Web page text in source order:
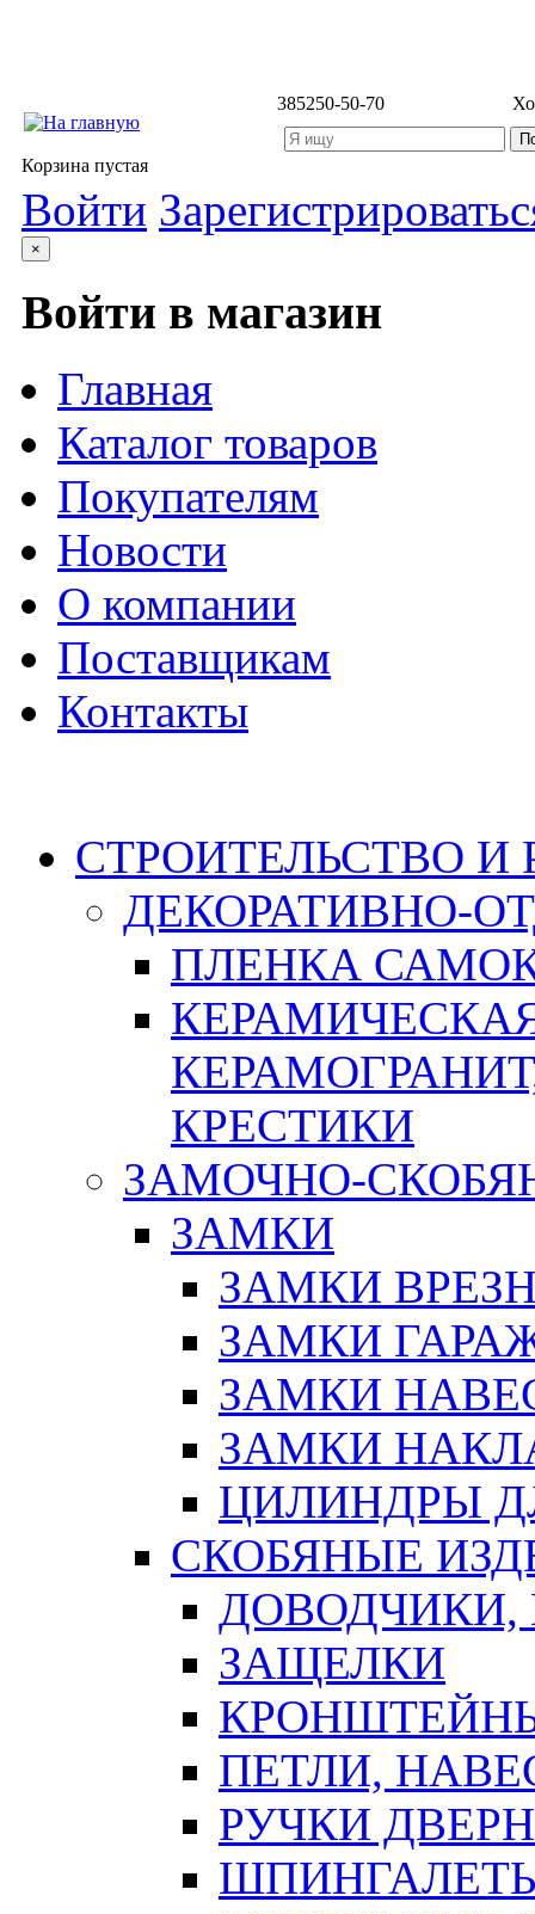
385250-50-70
Корзина пустая
Войти
×
Войти в магазин
Главная
Каталог товаров
Покупателям
Новости
О компании
Поставщикам
Контакты
СТРОИТЕЛЬСТВО И
ДЕКОРАТИВНО-
ПЛЕНКА
КРЕСТИКИ
ЗАМОЧНО-
ЗАМКИ
ЗАМКИ
ЗАМКИ
ЗАМКИ
ЗАМКИ
ЦИЛИНДРЫ
СКОБЯНЫЕ
ЗАЩЕЛКИ
ПЕТЛИ,
РУЧКИ